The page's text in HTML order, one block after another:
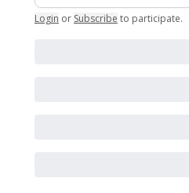
Login or Subscribe to participate.